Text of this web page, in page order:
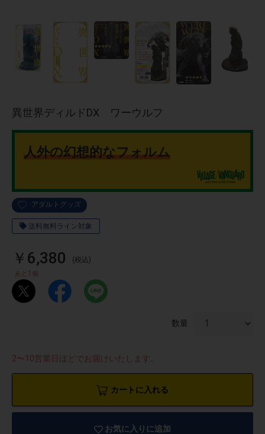
アダルトグッズ
送料無料ライン対象
異世界ディルドDX ワーウルフ
人外の幻想的なフォルム
￥6,380 (税込)
あと 1 個
数量
2〜10営業日ほどでお届けいたします。
カートに入れる
お気に入りに追加
イラストレ
ーター
アダルトグ
ッズ